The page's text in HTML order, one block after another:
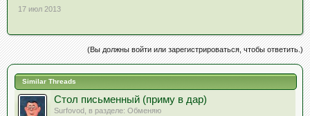
17 июл 2013
(Вы должны войти или зарегистрироваться, чтобы ответить.)
Similar Threads
Стол письменный (приму в дар)
Surfovod , в разделе: Обменяю